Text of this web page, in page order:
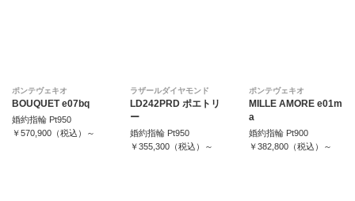
ポンテヴェキオ
BOUQUET e07bq
婚約指輪 Pt950
￥570,900（税込）～
ラザールダイヤモンド
LD242PRD ポエトリ
ー
婚約指輪 Pt950
￥355,300（税込）～
ポンテヴェキオ
MILLE AMORE e01m
a
婚約指輪 Pt900
￥382,800（税込）～